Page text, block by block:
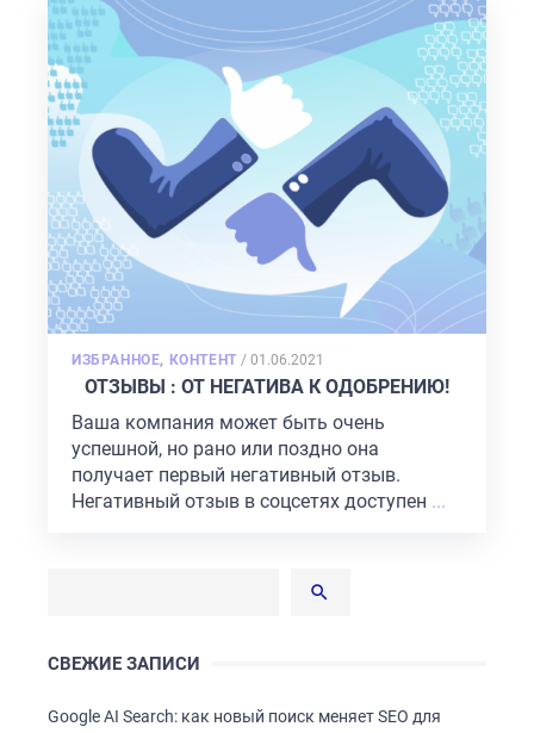
ИЗБРАННОЕ, КОНТЕНТ /POSTED
ON
01.06.2021
ОТЗЫВЫ : ОТ НЕГАТИВА К ОДОБРЕНИЮ!
Ваша компания может быть очень
успешной, но рано или поздно она
получает первый негативный отзыв.
Негативный отзыв в соцсетях доступен ...
СВЕЖИЕ ЗАПИСИ
Google AI Search: как новый поиск меняет SEO для
ГЛАВНАЯ
О НАС
УСЛУГИ
ПОРТФОЛИО
БРИФЫ
КАРЬЕРА